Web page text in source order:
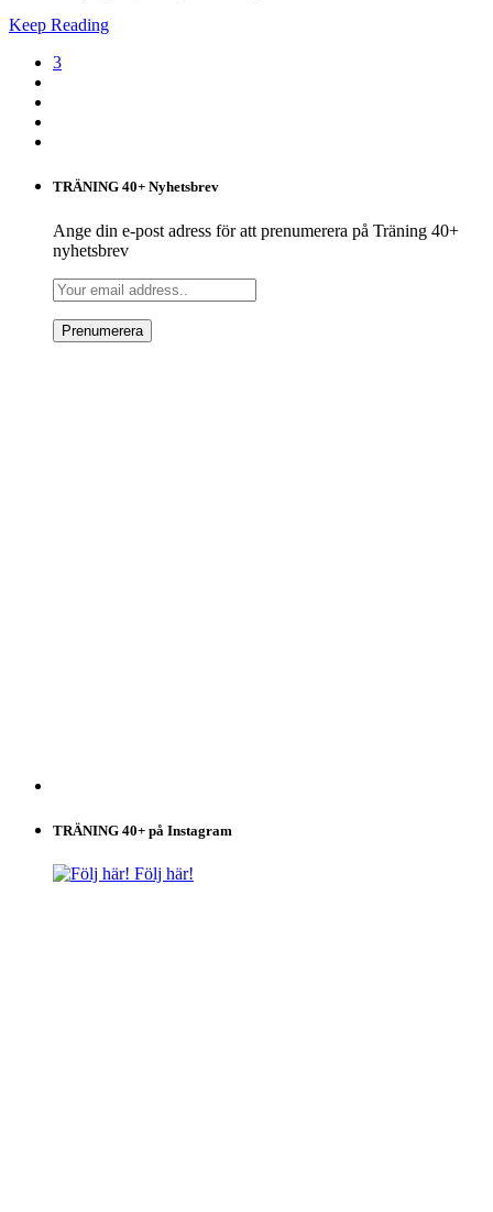
Keep Reading
3
TRÄNING 40+ Nyhetsbrev
Ange din e-post adress för att prenumerera på Träning 40+
nyhetsbrev
TRÄNING 40+ på Instagram
Följ här!